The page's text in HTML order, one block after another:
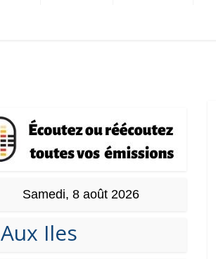
Samedi, 8 août 2026
Aux Iles